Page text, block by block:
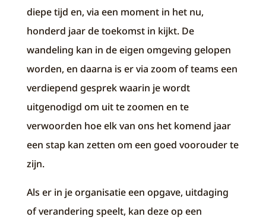
diepe tijd en, via een moment in het nu,
honderd jaar de toekomst in kijkt. De
wandeling kan in de eigen omgeving gelopen
worden, en daarna is er via zoom of teams een
verdiepend gesprek waarin je wordt
uitgenodigd om uit te zoomen en te
verwoorden hoe elk van ons het komend jaar
een stap kan zetten om een goed voorouder te
zijn.
Als er in je organisatie een opgave, uitdaging
of verandering speelt, kan deze op een